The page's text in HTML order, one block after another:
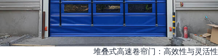
堆叠式高速卷帘门：高效性与灵活性